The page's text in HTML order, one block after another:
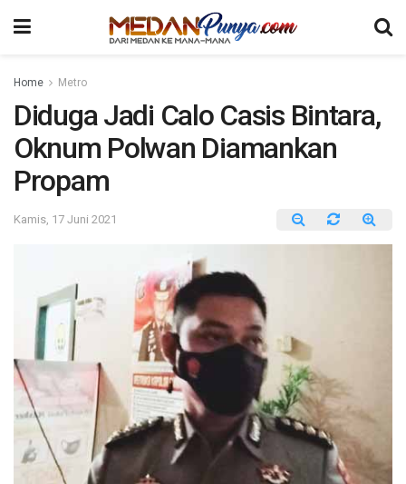
Home Metro
Diduga Jadi Calo Casis Bintara,
Oknum Polwan Diamankan
Propam
Kamis, 17 Juni 2021